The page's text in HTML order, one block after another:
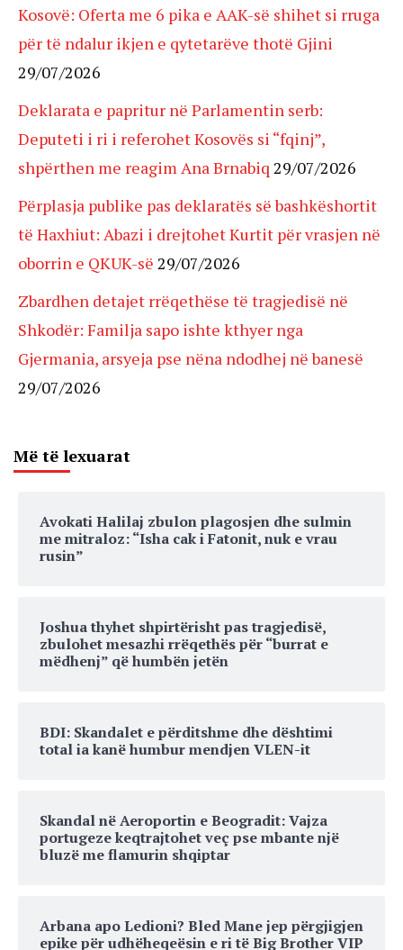
Kosovë: Oferta me 6 pika e AAK-së shihet si rruga
për të ndalur ikjen e qytetarëve thotë Gjini
29/07/2026
Deklarata e papritur në Parlamentin serb:
Deputeti i ri i referohet Kosovës si “fqinj”,
shpërthen me reagim Ana Brnabiq 29/07/2026
Përplasja publike pas deklaratës së bashkëshortit
të Haxhiut: Abazi i drejtohet Kurtit për vrasjen në
oborrin e QKUK-së 29/07/2026
Zbardhen detajet rrëqethëse të tragjedisë në
Shkodër: Familja sapo ishte kthyer nga
Gjermania, arsyeja pse nëna ndodhej në banesë
29/07/2026
Më të lexuarat
Avokati Halilaj zbulon plagosjen dhe sulmin
me mitraloz: “Isha cak i Fatonit, nuk e vrau
rusin”
Joshua thyhet shpirtërisht pas tragjedisë,
zbulohet mesazhi rrëqethës për “burrat e
mëdhenj” që humbën jetën
BDI: Skandalet e përditshme dhe dështimi
total ia kanë humbur mendjen VLEN-it
Skandal në Aeroportin e Beogradit: Vajza
portugeze keqtrajtohet veç pse mbante një
bluzë me flamurin shqiptar
Arbana apo Ledioni? Bled Mane jep përgjigjen
epike për udhëheqeësin e ri të Big Brother VIP